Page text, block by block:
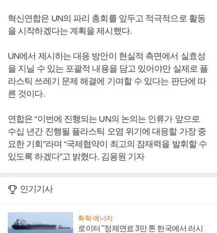
혁신연합은 UN의 파리 총회를 앞두고 적극적으로 활동
을 시작하겠다는 계획을 제시했다.
UN에서 제시하는 대응 방안이 현실적 측면에서 실효성
을 지닐 수 있는 포괄적 내용을 담고 있어야만 실제로 플
라스틱 쓰레기 문제 해결에 기여할 수 있다는 판단에 따
른 것이다.
연합은 “이번에 진행되는 UN의 논의는 인류가 앞으로
수십 년간 진행될 플라스틱 오염 위기에 대응할 가장 중
요한 기회”라며 “국제협약이 최고의 잠재력을 발휘할 수
있도록 하겠다”고 밝혔다. 김용원 기자
인기기사
화학·에너지
로이터 "정제연료 3만 톤 한국에서 러시